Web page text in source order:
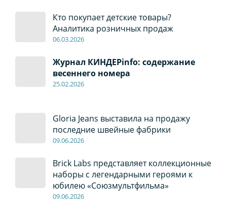
Кто покупает детские товары?
Аналитика розничных продаж
06.03.2026
Журнал КИНДЕРinfo: содержание
весеннего номера
25.02.2026
Gloria Jeans выставила на продажу
последние швейные фабрики
09.06.2026
Brick Labs представляет коллекционные
наборы с легендарными героями к
юбилею «Союзмультфильма»
09.06.2026